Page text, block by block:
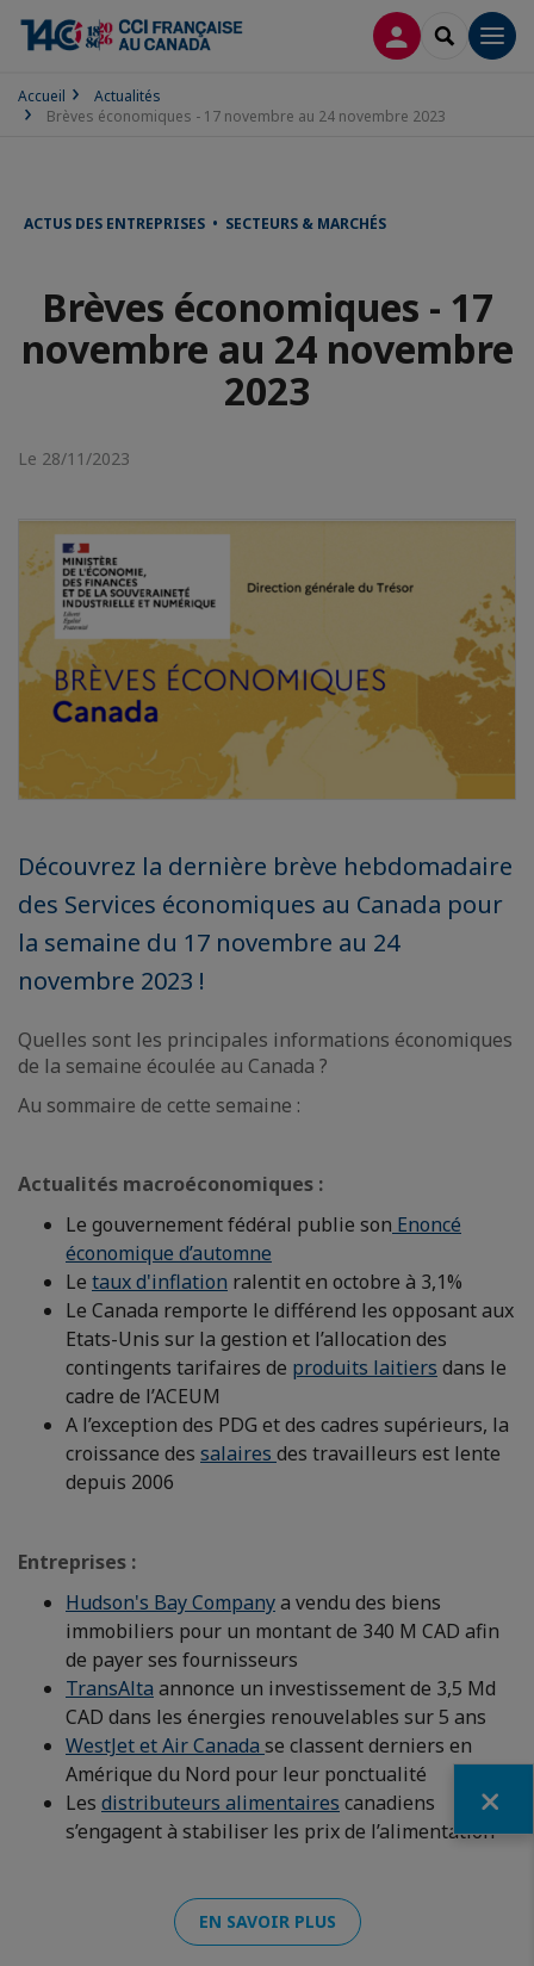
CONNEXION
Accueil
Actualités
Brèves économiques - 17 novembre au 24 novembre 2023
ACTUS DES ENTREPRISES • SECTEURS & MARCHÉS
Brèves économiques - 17
novembre au 24 novembre
2023
Le 28/11/2023
Découvrez la dernière brève hebdomadaire
des Services économiques au Canada pour
la semaine du 17 novembre au 24
novembre 2023 !
Quelles sont les principales informations économiques
de la semaine écoulée au Canada ?
Au sommaire de cette semaine :
Actualités macroéconomiques :
Le gouvernement fédéral publie son Enoncé
économique d’automne
Le taux d'inflation ralentit en octobre à 3,1%
Le Canada remporte le différend les opposant aux
Etats-Unis sur la gestion et l’allocation des
contingents tarifaires de produits laitiers dans le
cadre de l’ACEUM ​
A l’exception des PDG et des cadres supérieurs, la
croissance des salaires des travailleurs est lente
depuis 2006
Entreprises :
Hudson's Bay Companya vendu des biens
immobiliers pour un montant de 340 M CAD afin
de payer ses fournisseurs
TransAlta annonce un investissement de 3,5 Md
CAD dans les énergies renouvelables sur 5 ans
WestJet et Air Canada se classent derniers en
Amérique du Nord pour leur ponctualité
Les distributeurs alimentaires canadiens
s’engagent à stabiliser les prix de l’alimentation
EN SAVOIR PLUS